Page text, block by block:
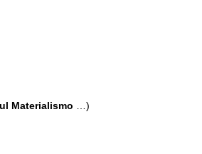
Materialismo …)